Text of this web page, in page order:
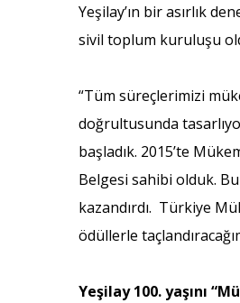
Yeşilay’ın bir asırlık
sivil toplum kuruluşu
“Tüm süreçlerimizi
doğrultusunda
başladık. 2015’te
Belgesi sahibi olduk.
kazandırdı. Türkiye
ödüllerle
Yeşilay 100. yaşını